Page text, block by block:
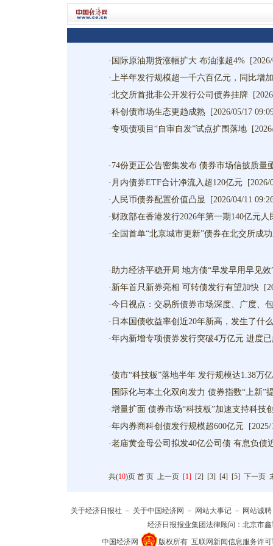
· 国际原油期货涨幅扩大 布油涨超4%
·上半年发行规模超一千六百亿元，同比增
·北交所首批非公开发行公司债券挂牌
·科创债市场生态更趋成熟
[2026/05/17
·专项债项目“自审自发”试点扩围落地
· 74份更正公告密集发布 债券市场信披质量
· 月内债券ETF合计净流入超120亿元
[2026/
· 人民币债券配置价值凸显
[2026/04/11
· 财政部在香港发行2026年第一期140亿元人
·全国首单“北京城市更新”债券在北交所成
·助力经济平稳开局 地方债“早发早用早见效
· 新年首只新券亮相 可转债发行有望加快
·今日视点：交易所债券市场深度、广度、
· 日本国债收益率创近20年新高，发生了什
·年内新增专项债券发行突破4万亿元 进度
·债市“科技板”落地半年 发行规模达1.38万
· 国际化与本土化双向发力 债券指数“上新”
·增量扩面 债券市场“科技板”加速支持科技
·年内券商科创债发行规模超600亿元
·老庙黄金母公司拟发40亿公司债 有息负债
共(10)页 首 页 上一页 [1] [2] [3] [4] [5] 下一页
关于经济日报社 － 关于中国经济网 － 网站大事记 － 网站诚聘
经济日报报业集团法律顾问： 北京市
中国经济网
版权所有互联网新闻信息服务许可